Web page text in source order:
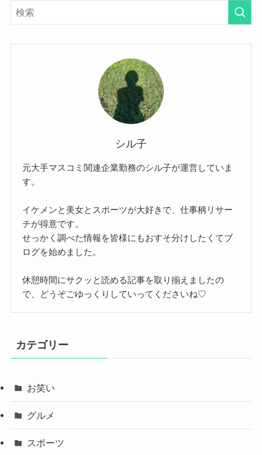
シル子
元大手マスコミ関連企業勤務のシル子が運営していま
す。
イケメンと美女とスポーツが大好きで、仕事柄リサー
チが得意です。
せっかく調べた情報を皆様にもおすそ分けしたくてブ
ログを始めました。
休憩時間にサクッと読める記事を取り揃えましたの
で、どうぞごゆっくりしていってくださいね♡
カテゴリー
お笑い
グルメ
スポーツ